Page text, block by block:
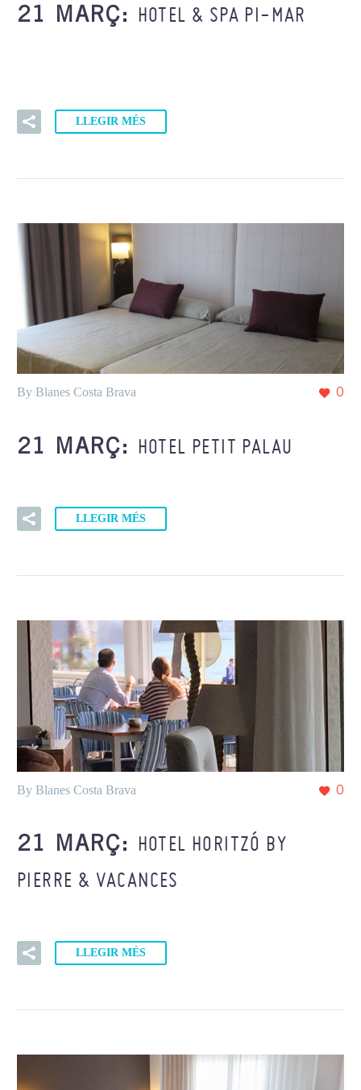
21 MARÇ: HOTEL & SPA PI-MAR
LLEGIR MÉS
0
By Blanes Costa Brava
21 MARÇ: HOTEL PETIT PALAU
LLEGIR MÉS
0
By Blanes Costa Brava
21 MARÇ: HOTEL HORITZÓ BY
PIERRE & VACANCES
LLEGIR MÉS